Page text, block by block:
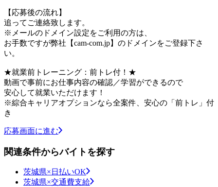
【応募後の流れ】
追ってご連絡致します。
※メールのドメイン設定をご利用の方は、
お手数ですが弊社【cam-com.jp】のドメインをご登録下さ
い。
★就業前トレーニング：前トレ付！★
動画で事前にお仕事内容の確認／学習ができるので
安心して就業いただけます！
※綜合キャリアオプションなら全案件、安心の「前トレ」付
き
応募画面に進む
関連条件からバイトを探す
茨城県×日払いOK
茨城県×交通費支給